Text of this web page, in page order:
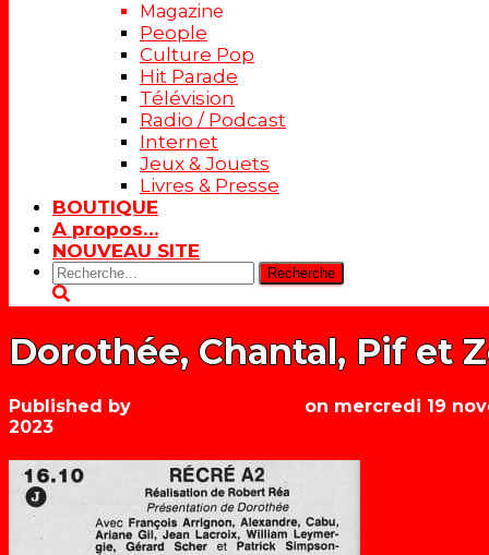
Magazine
People
Culture Pop
Hit Parade
Télévision
Radio / Podcast
Internet
Jeux & Jouets
Livres & Presse
BOUTIQUE
A propos…
NOUVEAU SITE
Rechercher:
Dorothée, Chantal, Pif et
Published by on mercredi 19
2023